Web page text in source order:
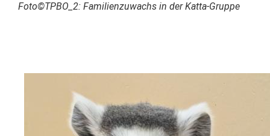
Foto©TPBO_2: Familienzuwachs in der Katta-Gruppe